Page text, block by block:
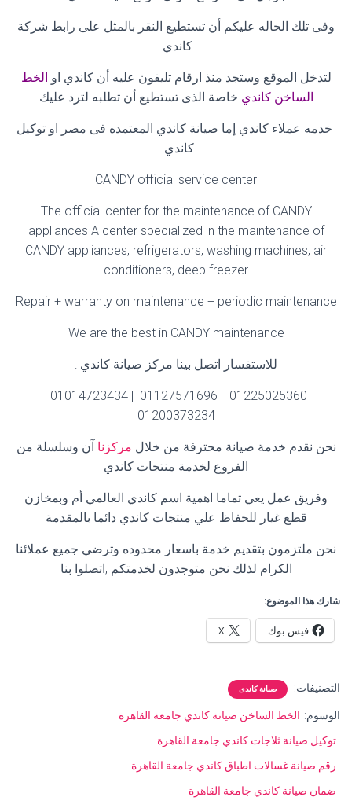
وفى تلك الحاله عليكم أن تستطيع النقر بالمثل على رابط شركة
كاندي
لتدخل الموقع وستجد منذ ارقام تليفون عليه أن كاندي او الخط
الساخن كاندي خاصة الذى تستطيع أن تطلبه لترد عليك
خدمه عملاء كاندي إما صيانة كاندي المعتمده فى مصر او توكيل
كاندي .
CANDY official service center
The official center for the maintenance of CANDY
appliances A center specialized in the maintenance of
CANDY appliances, refrigerators, washing machines, air
conditioners, deep freezer
Repair + warranty on maintenance + periodic maintenance
We are the best in CANDY maintenance
للاستفسار اتصل بينا مركز صيانة كاندي :
01225025360 | 01127571696 | 01014723434 |
01200373234
نحن نقدم خدمة صيانة محترفة من خلال مركزنا آن وسلسلة من
الفروع لخدمة منتجات كاندي
وفريق عمل يعي تماما اهمية اسم كاندي العالمي أم وبمخازن
قطع غيار للحفاظ علي منتجات كاندي دائما بالمقدمة
نحن ملتزمون بتقديم خدمة باسعار محدوده وترضي جميع عملائنا
الكرام لذلك نحن متوجدون لخدمتكم ,اتصلوا بنا
شارك هذا الموضوع:
فيس بوك X
التصنيفات: صيانة كاندى
الوسوم: الخط الساخن صيانة كاندي جامعة القاهرة
توكيل صيانة ثلاجات كاندي جامعة القاهرة
رقم صيانة غسالات اطباق كاندي جامعة القاهرة
ضمان صيانة كاندي جامعة القاهرة